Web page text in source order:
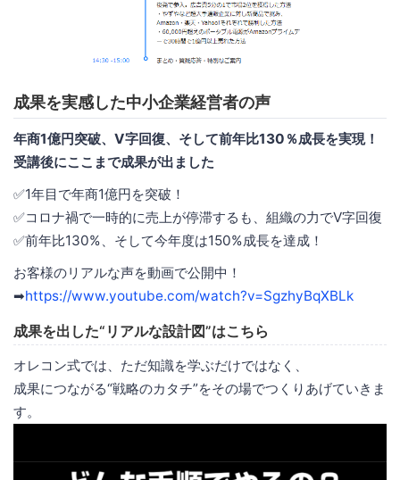
成果を実感した中小企業経営者の声
年商1億円突破、V字回復、そして前年比130％成長を実現！
受講後にここまで成果が出ました
✅1年目で年商1億円を突破！
✅コロナ禍で一時的に売上が停滞するも、組織の力でV字回復
✅前年比130%、そして今年度は150%成長を達成！
お客様のリアルな声を動画で公開中！
➡https://www.youtube.com/watch?v=SgzhyBqXBLk
成果を出した“リアルな設計図”はこちら
オレコン式では、ただ知識を学ぶだけではなく、
成果につながる“戦略のカタチ”をその場でつくりあげていきま
す。